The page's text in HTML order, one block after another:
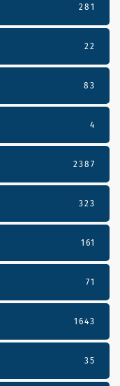
281
22
83
4
2387
323
161
71
1643
35